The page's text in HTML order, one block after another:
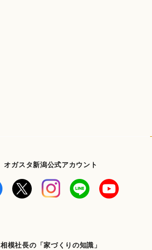
オガスタ新潟公式アカウント
相模社長の「家づくりの知識」